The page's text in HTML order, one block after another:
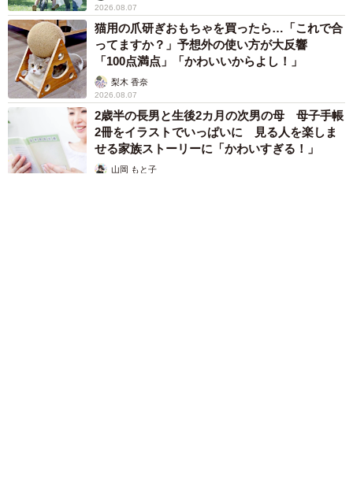
2026.08.07
猫用の爪研ぎおもちゃを買ったら…「これで合
ってますか？」予想外の使い方が大反響
「100点満点」「かわいいからよし！」
梨木 香奈
2026.08.07
2歳半の長男と生後2カ月の次男の母 母子手帳
2冊をイラストでいっぱいに 見る人を楽しま
せる家族ストーリーに「かわいすぎる！」
山岡 もと子